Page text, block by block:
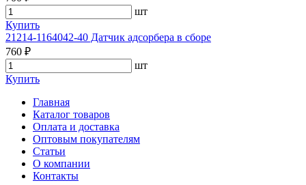
шт
Купить
21214-1164042-40 Датчик адсорбера в сборе
760 ₽
шт
Купить
Главная
Каталог товаров
Оплата и доставка
Оптовым покупателям
Статьи
О компании
Контакты